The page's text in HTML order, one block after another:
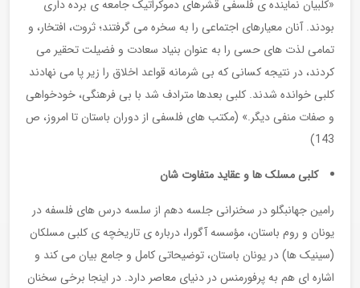
«کلبیان نماینده ی فلسفی قشرهای دموکراتیک جامعه ی برده داری
بودند. آنان معیارهای اجتماعی را به سخره می گرفتند؛ ثروت، افتخار، و
تمامی لذت های حسی را به عنوان بنیاد سعادت و فضیلت تحقیر می
کردند، در نتیجه کسانی که بی شرمانه قواعد اخلاق را زیر پا می نهادند
کلبی خوانده شدند. کلبی بعدها مترادف شد با بی فرهنگی، خودخواهی
و صفات منفی دیگر.» (مکتب های فلسفی از دوران باستان تا امروز، ص
143)
کلبی مسلک ها و عقاید متفاوت شان
رامین جهانبگلو در سخنرانی جلسه دهم از سلسه درس های فلسفه در
یونان و روم باستان، مؤسسه آگورا، درباره ی تاریخچه ی کلبی مسلکان
(سینیک ها) در یونان باستان، توضیحاتی کامل و جامع بیان می کند و
اشاره ای هم به پرفورمنس در دنیای معاصر دارد. در اینجا برخی سخنان